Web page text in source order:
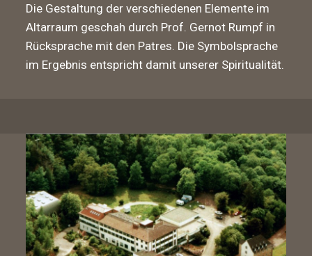
Die Gestaltung der verschiedenen Elemente im
Altarraum geschah durch Prof. Gernot Rumpf in
Rücksprache mit den Patres. Die Symbolsprache
im Ergebnis entspricht damit unserer Spiritualität.